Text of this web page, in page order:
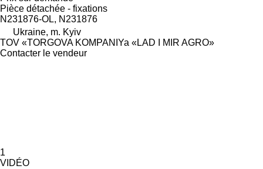
Pièce détachée - fixations
N231876-OL, N231876
Ukraine, m. Kyiv
TOV «TORGOVA KOMPANIYa «LAD I MIR AGRO»
Contacter le vendeur
1
VIDÉO